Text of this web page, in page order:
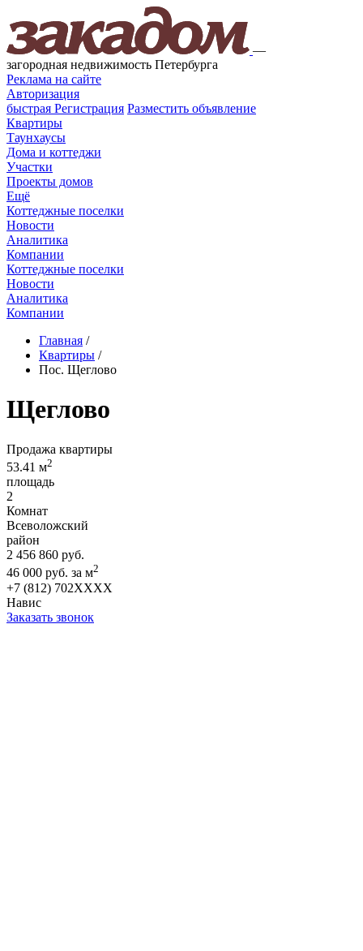
—
загородная недвижимость Петербурга
Реклама на сайте
Авторизация
быстрая Регистрация Разместить объявление
Квартиры
Таунхаусы
Дома и коттеджи
Участки
Проекты домов
Ещё
Коттеджные поселки
Новости
Аналитика
Компании
Коттеджные поселки
Новости
Аналитика
Компании
Главная /
Квартиры /
Пос. Щеглово
Щеглово
Продажа квартиры
53.41 м2
площадь
2
Комнат
Всеволожский
район
2 456 860 руб.
46 000 руб. за м2
+7 (812) 702XXXX
Навис
Заказать звонок